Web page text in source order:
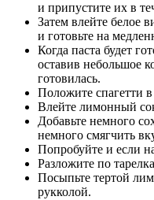
и припустите их в
Затем влейте белое
и готовьте на
Когда паста будет
оставив небольшое
готовилась.
Положите спагетти
Влейте лимонный
Добавьте немного
немного смягчить
Попробуйте и если
Разложите по
Посыпьте тертой
рукколой.